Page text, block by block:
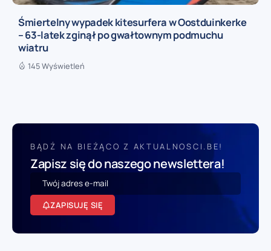
Śmiertelny wypadek kitesurfera w Oostduinkerke
– 63-latek zginął po gwałtownym podmuchu
wiatru
145 Wyświetleń
BĄDŹ NA BIEŻĄCO Z AKTUALNOSCI.BE!
Zapisz się do naszego newslettera!
ZAPISUJĘ SIĘ